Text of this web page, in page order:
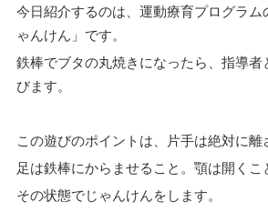
今日紹介するのは、運動療育プログラム
ゃんけん」です。
鉄棒でブタの丸焼きになったら、指導者
びます。
この遊びのポイントは、片手は絶対に離
足は鉄棒にからませること。顎は開くこ
その状態でじゃんけんをします。